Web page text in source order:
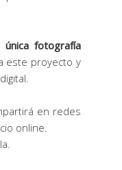
única fotografía
este proyecto y
en redes
online.